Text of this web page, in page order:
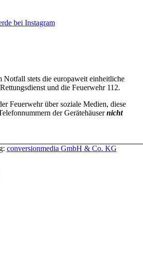
bei Instagram
Notfall stets die europaweit einheitliche
und die Feuerwehr 112.
Feuerwehr über soziale Medien, diese
der Gerätehäusernicht
conversionmedia GmbH & Co. KG